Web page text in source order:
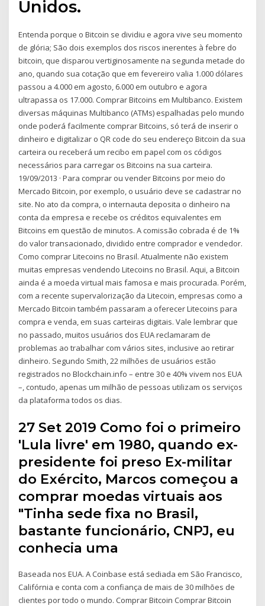
Unidos.
Entenda porque o Bitcoin se dividiu e agora vive seu momento
de glória; São dois exemplos dos riscos inerentes à febre do
bitcoin, que disparou vertiginosamente na segunda metade do
ano, quando sua cotação que em fevereiro valia 1.000 dólares
passou a 4.000 em agosto, 6.000 em outubro e agora
ultrapassa os 17.000. Comprar Bitcoins em Multibanco. Existem
diversas máquinas Multibanco (ATMs) espalhadas pelo mundo
onde poderá facilmente comprar Bitcoins, só terá de inserir o
dinheiro e digitalizar o QR code do seu endereço Bitcoin da sua
carteira ou receberá um recibo em papel com os códigos
necessários para carregar os Bitcoins na sua carteira.
19/09/2013 · Para comprar ou vender Bitcoins por meio do
Mercado Bitcoin, por exemplo, o usuário deve se cadastrar no
site. No ato da compra, o internauta deposita o dinheiro na
conta da empresa e recebe os créditos equivalentes em
Bitcoins em questão de minutos. A comissão cobrada é de 1%
do valor transacionado, dividido entre comprador e vendedor.
Como comprar Litecoins no Brasil. Atualmente não existem
muitas empresas vendendo Litecoins no Brasil. Aqui, a Bitcoin
ainda é a moeda virtual mais famosa e mais procurada. Porém,
com a recente supervalorização da Litecoin, empresas como a
Mercado Bitcoin também passaram a oferecer Litecoins para
compra e venda, em suas carteiras digitais. Vale lembrar que
no passado, muitos usuários dos EUA reclamaram de
problemas ao trabalhar com vários sites, inclusive ao retirar
dinheiro. Segundo Smith, 22 milhões de usuários estão
registrados no Blockchain.info – entre 30 e 40% vivem nos EUA
–, contudo, apenas um milhão de pessoas utilizam os serviços
da plataforma todos os dias.
27 Set 2019 Como foi o primeiro
'Lula livre' em 1980, quando ex-
presidente foi preso Ex-militar
do Exército, Marcos começou a
comprar moedas virtuais aos
"Tinha sede fixa no Brasil,
bastante funcionário, CNPJ, eu
conhecia uma
Baseada nos EUA. A Coinbase está sediada em São Francisco,
Califórnia e conta com a confiança de mais de 30 milhões de
clientes por todo o mundo. Comprar Bitcoin Comprar Bitcoin